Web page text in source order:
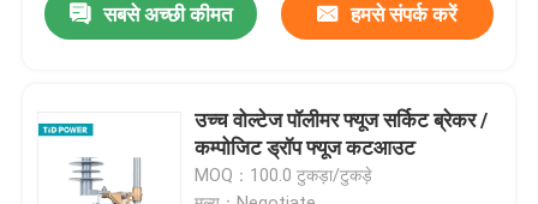
समाचार
एक उद्धरण का अनुरोध करें
रेलवे इन्सुलेटर
सबसे अच्छी कीमत हमसे संपर्क करें
उच्च वोल्टेज पॉलीमर फ्यूज सर्किट ब्रेकर /
कम्पोजिट ड्रॉप फ्यूज कटआउट
MOQ：100.0 टुकड़ा/टुकड़े